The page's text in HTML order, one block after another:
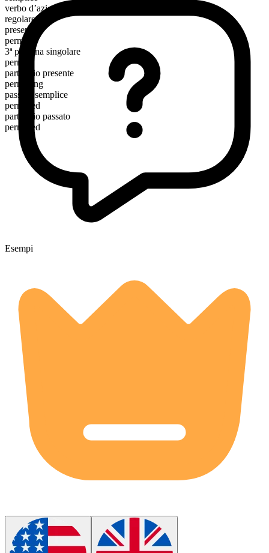
verbo d’azione
regolare
presente
permit
3ª persona singolare
permits
participio presente
permitting
passato semplice
permitted
participio passato
permitted
Esempi